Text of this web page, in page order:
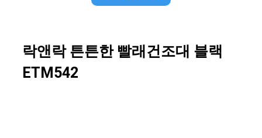
락앤락 튼튼한 빨래건조대 블랙
ETM542